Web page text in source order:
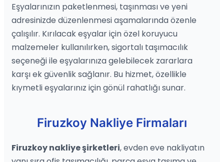
Eşyalarınızın paketlenmesi, taşınması ve yeni
adresinizde düzenlenmesi aşamalarında özenle
çalışılır. Kırılacak eşyalar için özel koruyucu
malzemeler kullanılırken, sigortalı taşımacılık
seçeneği ile eşyalarınıza gelebilecek zararlara
karşı ek güvenlik sağlanır. Bu hizmet, özellikle
kıymetli eşyalarınız için gönül rahatlığı sunar.
Firuzkoy Nakliye Firmaları
Firuzkoy nakliye şirketleri, evden eve nakliyatın